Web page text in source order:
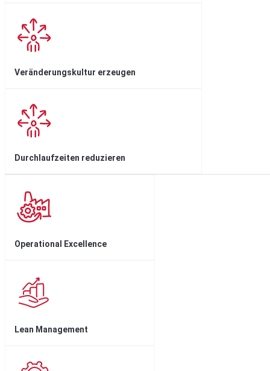
Veränderungskultur erzeugen
Durchlaufzeiten reduzieren
Operational Excellence
Lean Management